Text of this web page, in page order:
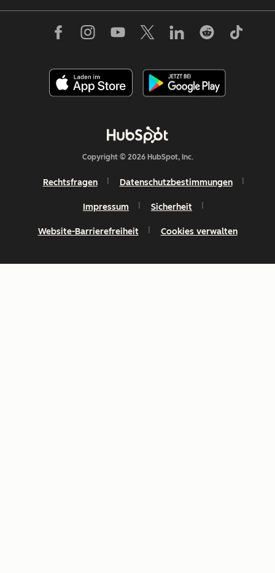
Copyright © 2026 HubSpot, Inc.
Rechtsfragen Datenschutzbestimmungen
Impressum Sicherheit
Website-Barrierefreiheit Cookies verwalten